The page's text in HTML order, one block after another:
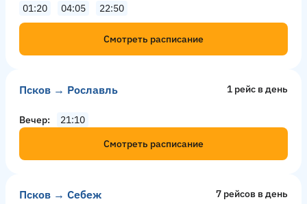
01:20
04:05 22:50
Смотреть расписание
Псков → Рославль 1 рейс в день
Вечер
21:10
Смотреть расписание
Псков → Себеж 7 рейсов в день